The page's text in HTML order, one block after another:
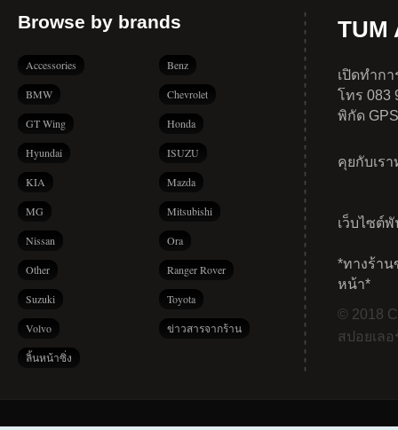
Browse by brands
Accessories Benz
BMW Chevrolet
GT Wing Honda
Hyundai ISUZU
KIA Mazda
MG Mitsubishi
Nissan Ora
Other Ranger Rover
Suzuki Toyota
Volvo ข่าวสารจากร้าน
ลิ้นหน้าซิ่ง
TUM
เปิดทำก
โทร 083
พิกัด
คุยกับเร
เว็บไซต์
*ทางร้าน
หน้า*
© 2018
สปอยเล